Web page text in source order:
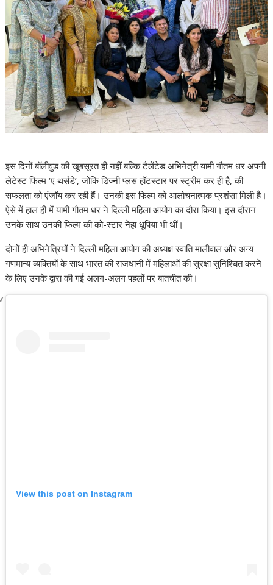
इस दिनों बॉलीवुड की खूबसूरत ही नहीं बल्कि टैलेंटेड अभिनेत्री यामी गौतम धर अपनी
लेटेस्ट फिल्म ‘ए थर्सडे’, जोकि डिज्नी प्लस हॉटस्टार पर स्ट्रीम कर ही है, की
सफलता को एंजॉय कर रही हैं। उनकी इस फिल्म को आलोचनात्मक प्रशंसा मिली है।
ऐसे में हाल ही में यामी गौतम धर ने दिल्ली महिला आयोग का दौरा किया। इस दौरान
उनके साथ उनकी फिल्म की को-स्टार नेहा धूपिया भी थीं।
दोनों ही अभिनेत्रियों ने दिल्ली महिला आयोग की अध्यक्ष स्वाति मालीवाल और अन्य
गणमान्य व्यक्तियों के साथ भारत की राजधानी में महिलाओं की सुरक्षा सुनिश्चित करने
के लिए उनके द्वारा की गई अलग-अलग पहलों पर बातचीत की।
View this post on Instagram